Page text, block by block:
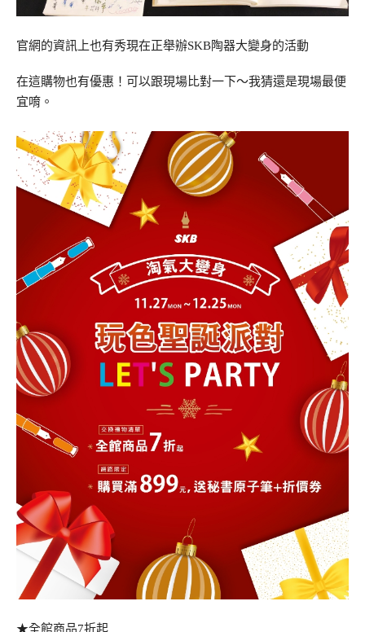
官網的資訊上也有秀現在正舉辦SKB陶器大變身的活動
在這購物也有優惠！可以跟現場比對一下～我猜還是現場最便
宜唷。
★全館商品7折起